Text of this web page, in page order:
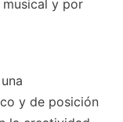
musical y por
y de posición